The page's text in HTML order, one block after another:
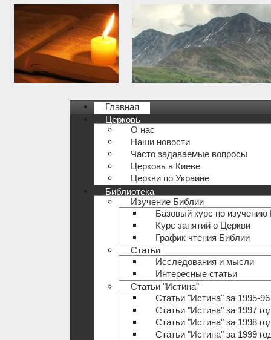
Главная
Церковь
О нас
Наши новости
Часто задаваемые вопросы
Церковь в Киеве
Церкви по Украине
Библиотека
Изучение Библии
Базовый курс по изучению
Курс занятий о Церкви
График чтения Библии
Статьи
Исследования и мысли
Интересные статьи
Статьи "Истина"
Статьи "Истина" за 1995-
Статьи "Истина" за 1997
Статьи "Истина" за 1998
Статьи "Истина" за 1999